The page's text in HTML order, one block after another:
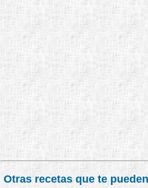
Otras recetas que te